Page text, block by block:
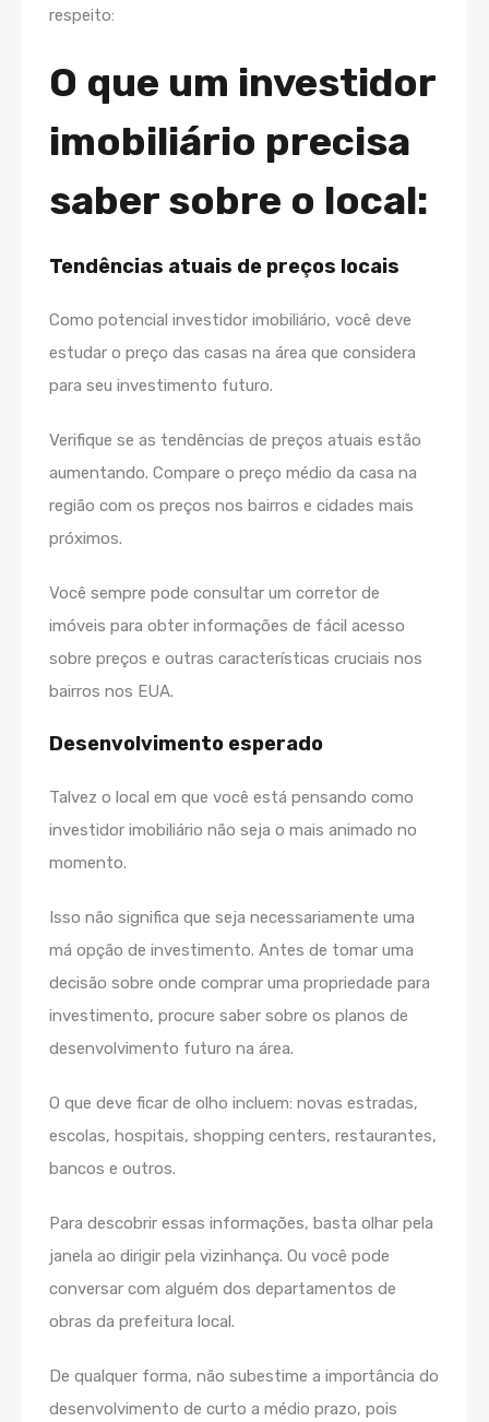
respeito:
O que um investidor
imobiliário precisa
saber sobre o local:
Tendências atuais de preços locais
Como potencial investidor imobiliário, você deve
estudar o preço das casas na área que considera
para seu investimento futuro.
Verifique se as tendências de preços atuais estão
aumentando. Compare o preço médio da casa na
região com os preços nos bairros e cidades mais
próximos.
Você sempre pode consultar um corretor de
imóveis para obter informações de fácil acesso
sobre preços e outras características cruciais nos
bairros nos EUA.
Desenvolvimento esperado
Talvez o local em que você está pensando como
investidor imobiliário não seja o mais animado no
momento.
Isso não significa que seja necessariamente uma
má opção de investimento. Antes de tomar uma
decisão sobre onde comprar uma propriedade para
investimento, procure saber sobre os planos de
desenvolvimento futuro na área.
O que deve ficar de olho incluem: novas estradas,
escolas, hospitais, shopping centers, restaurantes,
bancos e outros.
Para descobrir essas informações, basta olhar pela
janela ao dirigir pela vizinhança. Ou você pode
conversar com alguém dos departamentos de
obras da prefeitura local.
De qualquer forma, não subestime a importância do
desenvolvimento de curto a médio prazo, pois